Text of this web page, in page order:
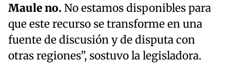
Maule no. No estamos disponibles para
que este recurso se transforme en una
fuente de discusión y de disputa con
otras regiones”, sostuvo la legisladora.